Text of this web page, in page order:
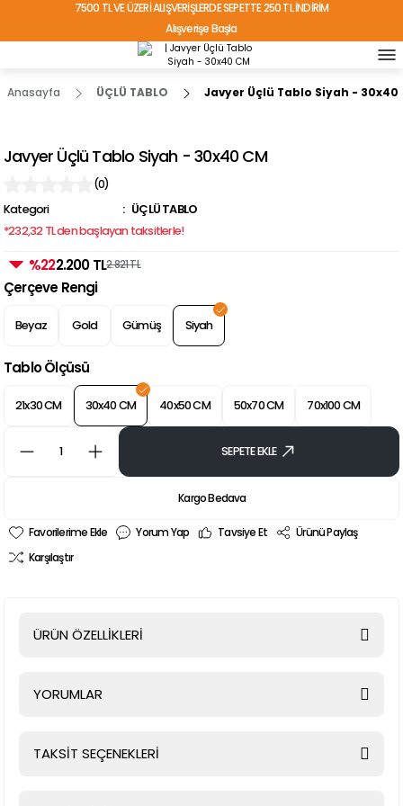
7500 TL VE ÜZERİ ALIŞVERİŞLERDE SEPETTE 250 TL İNDİRİM
Alışverişe Başla
TÜRKİYE'NİN HER YERİNE ÜCRETSİZ KARGO!
Anasayfa ÜÇLÜ TABLO Javyer Üçlü Tablo Siyah - 30x40
Javyer Üçlü Tablo Siyah - 30x40 CM
(0)
Kategori
ÜÇLÜ TABLO
*232,32 TL den başlayan taksitlerle!
%222.200 TL2.821 TL
Çerçeve Rengi
Beyaz Gold Gümüş Siyah
Tablo Ölçüsü
21x30 CM 30x40 CM 40x50 CM 50x70 CM 70x100 CM
SEPETE EKLE
Kargo Bedava
Yorum Yap Tavsiye Et
Ürünü Paylaş
Karşılaştır
ÜRÜN ÖZELLİKLERİ
YORUMLAR
TAKSİT SEÇENEKLERİ